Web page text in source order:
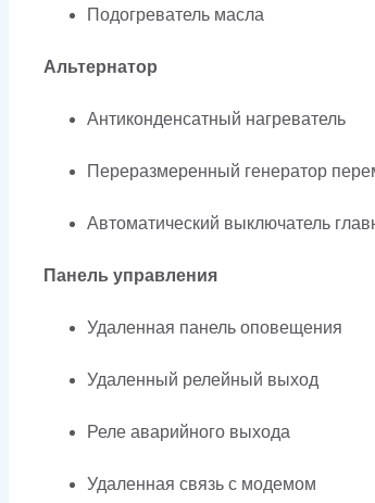
Подогреватель масла
Альтернатор
Антиконденсатный нагреватель
Переразмеренный генератор
Автоматический выключатель
Панель управления
Удаленная панель оповещения
Удаленный релейный выход
Реле аварийного выхода
Удаленная связь с модемом